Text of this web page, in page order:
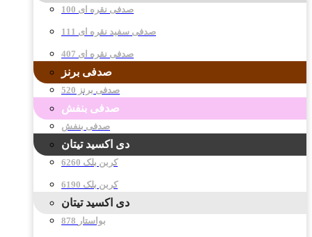
صدفی نقره ای 100
صدفی سفید نقره ای 111
صدفی نقره ای 407
صدفی برنز
صدفی برنز 520
صدفی بنفش
صدفی بنفش
دی اکسید تیتان
کربن بلک 6260
کربن بلک 6190
دی اکسید تیتان
878 بواستار